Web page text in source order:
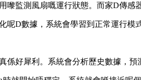
嚟監測風扇嘅運行狀態。而家D傳感
呢D數據，系統會學習到正常運行模
係好犀利。系統會分析歷史數據，預